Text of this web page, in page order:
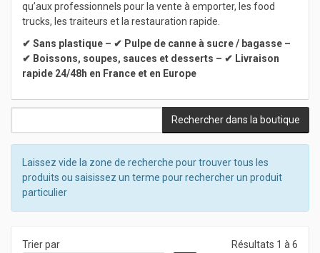
qu’aux professionnels pour la vente à emporter, les food
trucks, les traiteurs et la restauration rapide.
✔ Sans plastique – ✔ Pulpe de canne à sucre / bagasse –
✔ Boissons, soupes, sauces et desserts – ✔ Livraison
rapide 24/48h en France et en Europe
Laissez vide la zone de recherche pour trouver tous les
produits ou saisissez un terme pour rechercher un produit
particulier
Trier par
Résultats 1 à 6